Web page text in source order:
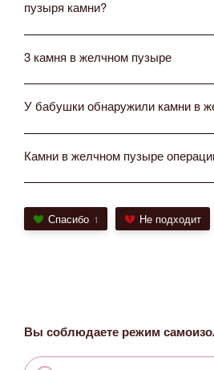
пузыря камни?
3 камня в желчном пузыре
У бабушки обнаружили камни в
Камни в желчном пузыре
Спасибо 1 Не подходит
Вы соблюдаете режим